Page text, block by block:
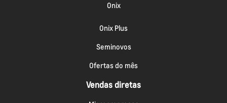
Onix
Onix Plus
Seminovos
Ofertas do mês
Vendas diretas